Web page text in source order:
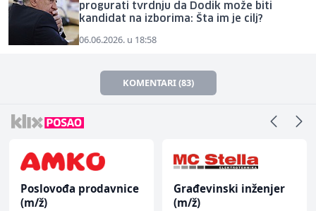
progurati tvrdnju da Dodik može biti
kandidat na izborima: Šta im je cilj?
06.06.2026. u 18:58
KOMENTARI (83)
Poslovođa prodavnice
(m/ž)
Građevinski inženjer
(m/ž)